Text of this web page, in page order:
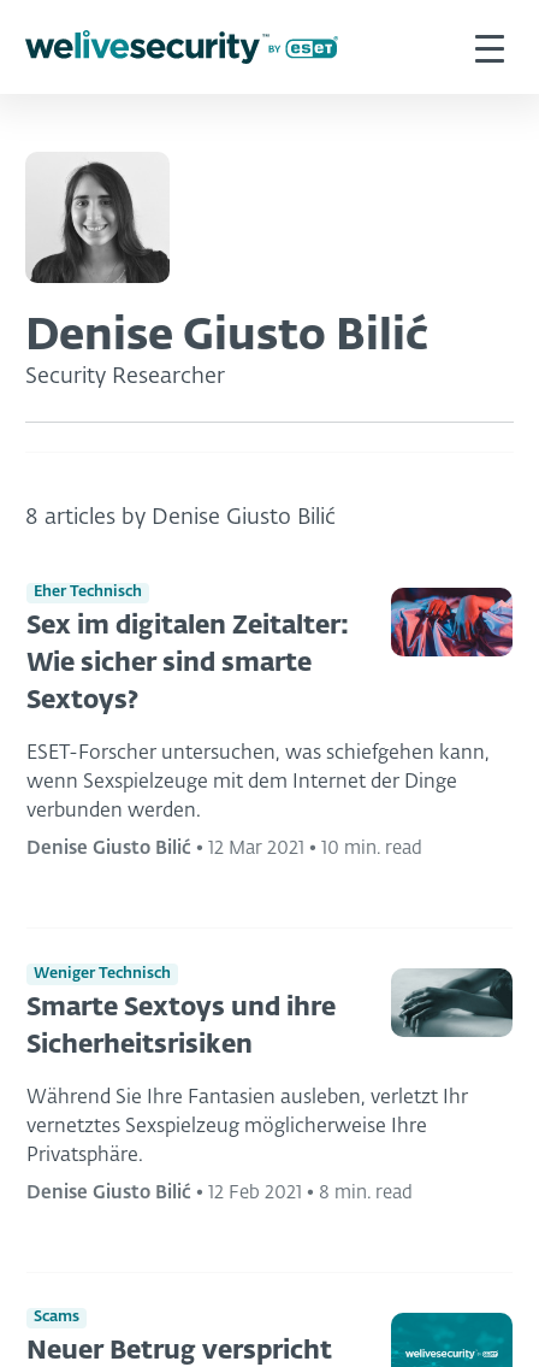
Denise Giusto Bilić
Security Researcher
8 articles by Denise Giusto Bilić
Eher Technisch
Sex im digitalen Zeitalter:
Wie sicher sind smarte
Sextoys?
ESET-Forscher untersuchen, was schiefgehen kann,
wenn Sexspielzeuge mit dem Internet der Dinge
verbunden werden.
Denise Giusto Bilić • 12 Mar 2021 • 10 min. read
Weniger Technisch
Smarte Sextoys und ihre
Sicherheitsrisiken
Während Sie Ihre Fantasien ausleben, verletzt Ihr
vernetztes Sexspielzeug möglicherweise Ihre
Privatsphäre.
Denise Giusto Bilić • 12 Feb 2021 • 8 min. read
Scams
Neuer Betrug verspricht